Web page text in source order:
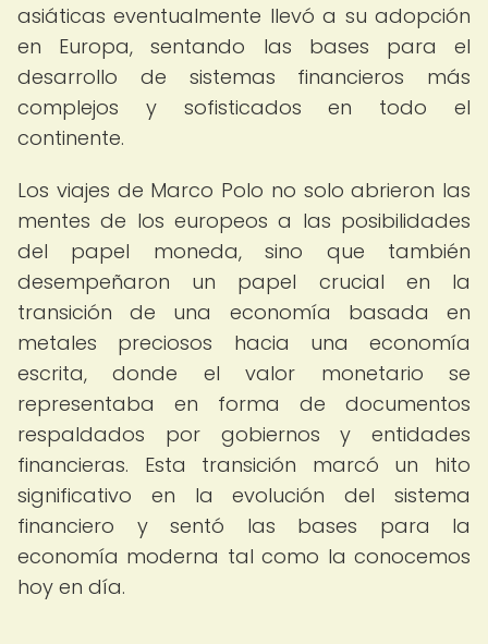
asiáticas eventualmente llevó a su adopción
en Europa, sentando las bases para el
desarrollo de sistemas financieros más
complejos y sofisticados en todo el
continente.
Los viajes de Marco Polo no solo abrieron las
mentes de los europeos a las posibilidades
del papel moneda, sino que también
desempeñaron un papel crucial en la
transición de una economía basada en
metales preciosos hacia una economía
escrita, donde el valor monetario se
representaba en forma de documentos
respaldados por gobiernos y entidades
financieras. Esta transición marcó un hito
significativo en la evolución del sistema
financiero y sentó las bases para la
economía moderna tal como la conocemos
hoy en día.